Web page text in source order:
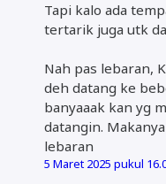
Tapi kalo ada
tertarik juga utk
Nah pas lebaran,
deh datang ke
banyaaak kan yg
datangin.
lebaran
5 Maret 2025 pukul